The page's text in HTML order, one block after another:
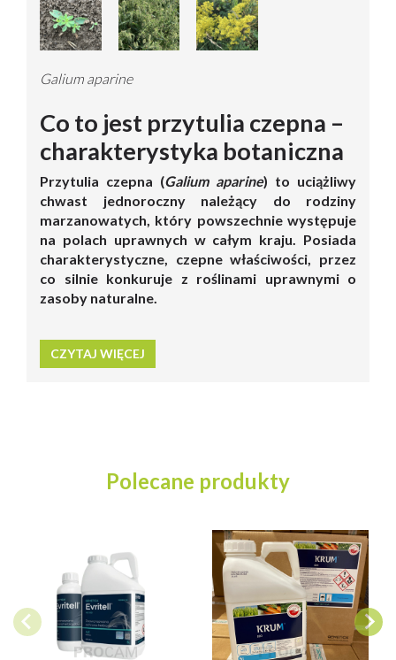
Galium aparine
Co to jest przytulia czepna –
charakterystyka botaniczna
Przytulia czepna (Galium aparine) to uciążliwy
chwast jednoroczny należący do rodziny
marzanowatych, który powszechnie występuje
na polach uprawnych w całym kraju. Posiada
charakterystyczne, czepne właściwości, przez
co silnie konkuruje z roślinami uprawnymi o
zasoby naturalne.
CZYTAJ WIĘCEJ
Polecane produkty